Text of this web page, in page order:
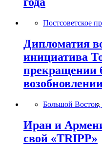
Постсоветское
Дипломатия
инициатива
прекращении
Большой Восток,
Иран и
свой «TRIPP»